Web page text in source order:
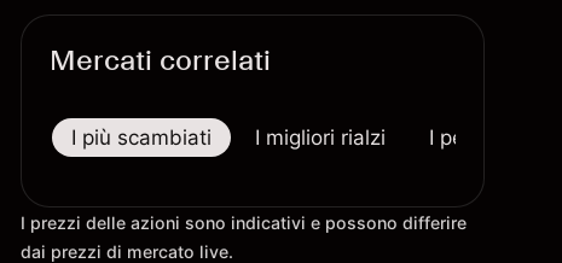
Mercati correlati
I più scambiati I migliori rialzi I peggiori
I prezzi delle azioni sono indicativi e possono differire
dai prezzi di mercato live.